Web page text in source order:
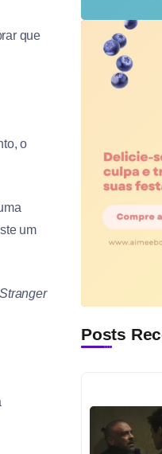
que
o
um
Posts